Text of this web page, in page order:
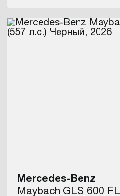
Mercedes-Benz
Maybach GLS 600 FL